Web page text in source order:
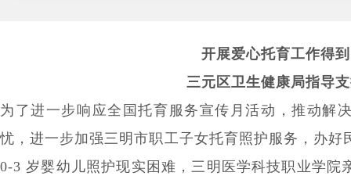
开展爱心托育工作得到
三元区卫生健康局指导
为了进一步响应全国托育服务宣传月活动，推动解
忧，进一步加强三明市职工子女托育照护服务，办好
0-3 岁婴幼儿照护现实困难，三明医学科技职业学院